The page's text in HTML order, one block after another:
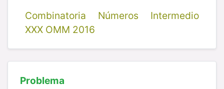
Combinatoria
Números
Intermedio
XXX OMM 2016
Problema